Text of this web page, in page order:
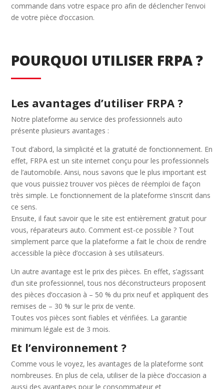
commande dans votre espace pro afin de déclencher l’envoi
de votre pièce d’occasion.
POURQUOI UTILISER FRPA ?
Les avantages d’utiliser FRPA ?
Notre plateforme au service des professionnels auto
présente plusieurs avantages :
Tout d’abord, la simplicité et la gratuité de fonctionnement. En
effet, FRPA est un site internet conçu pour les professionnels
de l’automobile. Ainsi, nous savons que le plus important est
que vous puissiez trouver vos pièces de réemploi de façon
très simple. Le fonctionnement de la plateforme s’inscrit dans
ce sens.
Ensuite, il faut savoir que le site est entièrement gratuit pour
vous, réparateurs auto. Comment est-ce possible ? Tout
simplement parce que la plateforme a fait le choix de rendre
accessible la pièce d’occasion à ses utilisateurs.
Un autre avantage est le prix des pièces. En effet, s’agissant
d’un site professionnel, tous nos déconstructeurs proposent
des pièces d’occasion à – 50 % du prix neuf et appliquent des
remises de – 30 % sur le prix de vente.
Toutes vos pièces sont fiables et vérifiées. La garantie
minimum légale est de 3 mois.
Et l’environnement ?
Comme vous le voyez, les avantages de la plateforme sont
nombreuses. En plus de cela, utiliser de la pièce d’occasion a
aussi des avantages pour le consommateur et